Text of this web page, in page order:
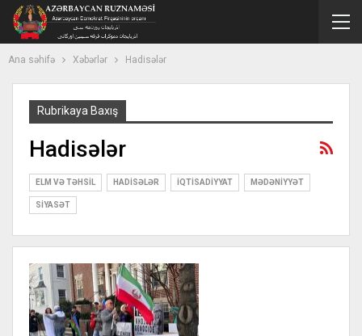
Ana səhifə Xəbərlər Hadisələr
Rubrikaya Baxış
Hadisələr
ELM VƏ TƏHSIL HADISƏLƏR İQTISADIYYAT MƏDƏNIYYƏT
SIYASƏT